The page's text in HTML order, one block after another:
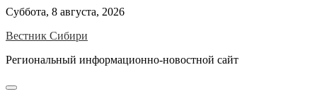
Skip
content
Суббота, 8 августа, 2026
Вестник Сибири
Региональный информационно-новостной сайт